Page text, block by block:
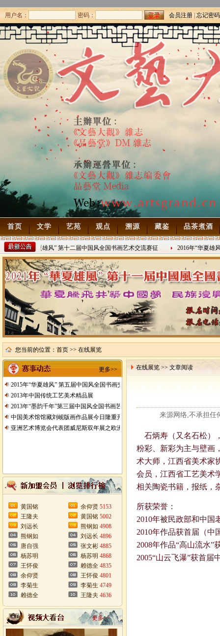
用户名： 密码： 会员注册|忘记密码
首页 文学 艺苑 观点 溯源 藏鉴 品茶煮酒
2022年“华夏雄风” 第十二届中国风全国书画艺术交流赛征
2021/8/15
2016年“华夏雄
2016/8/27
您当前的位置： 首页 >> 在线展览
更多>>
2015年“华夏雄风” 第五届中国风全国书画交流赛暨纪念抗日战争胜利70周年书画
2013年中国传统工艺美术精品展
2013年“墨韵千年”第三届中国风全国书画艺术交流赛征稿
中国美术馆馆藏刘岘版画作品展今日隆重开展
亚洲艺术博览会代表团威尼斯双年展之欧洲行
黄国铭
王隆夫
刘远长
熊钢如
唐自强
杨苏明
王怀俊
余仰贤
李菊生
赖德全
余仰贤 5153
黄国铭 5002
熊钢如 4908
刘远长 4896
张文彬 4885
杨苏明 4868
赖德全 4835
王怀俊 4801
李菊生 4749
王隆夫 4636
更多>>
在线展览 >> 文章阅读
来源网络,不承担任
石炳寿（又名石松）
粉彩、新彩为主与壁画
术大师，江西省美术家
会员，江西省工艺美术
相关陶瓷书籍，报纸，
所获荣誉：
2010年被民政部和中国
2010年作品获首届（中
2008年作品“高山流水”
2005“山云飞瀑”获首届